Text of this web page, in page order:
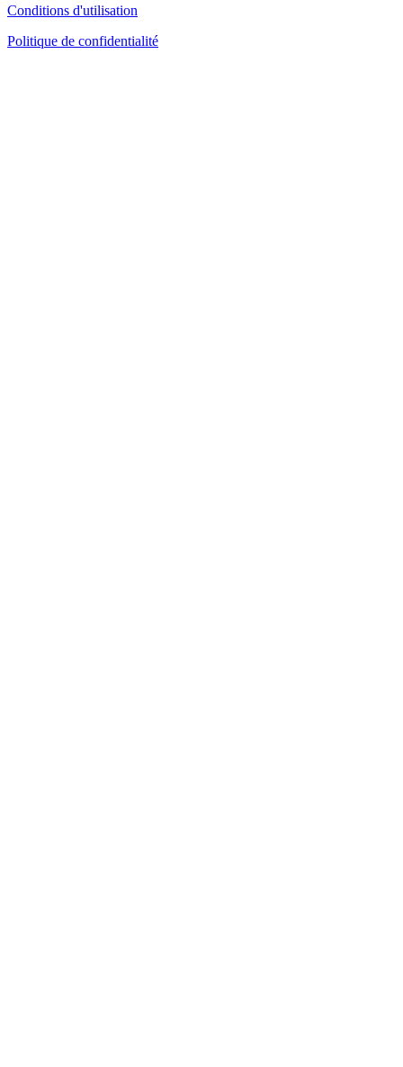
Conditions d'utilisation
Politique de confidentialité